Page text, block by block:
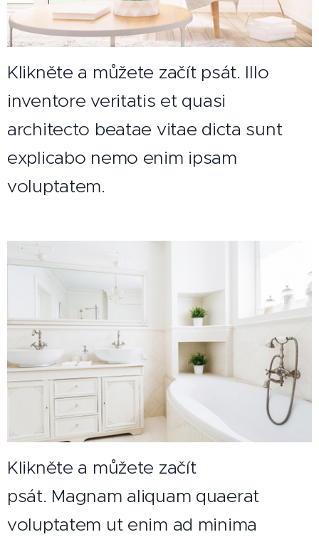
Klikněte a můžete začít psát. Illo
inventore veritatis et quasi
architecto beatae vitae dicta sunt
explicabo nemo enim ipsam
voluptatem.
Klikněte a můžete začít
psát. Magnam aliquam quaerat
voluptatem ut enim ad minima